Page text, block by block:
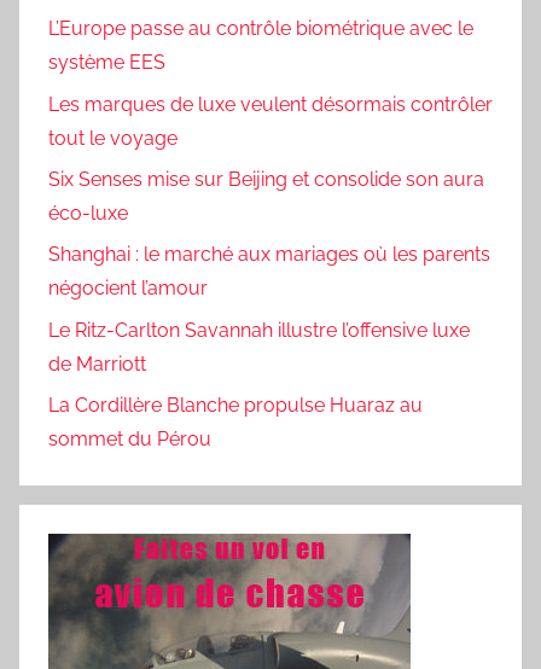
L’Europe passe au contrôle biométrique avec le
système EES
Les marques de luxe veulent désormais contrôler
tout le voyage
Six Senses mise sur Beijing et consolide son aura
éco-luxe
Shanghai : le marché aux mariages où les parents
négocient l’amour
Le Ritz-Carlton Savannah illustre l’offensive luxe
de Marriott
La Cordillère Blanche propulse Huaraz au
sommet du Pérou